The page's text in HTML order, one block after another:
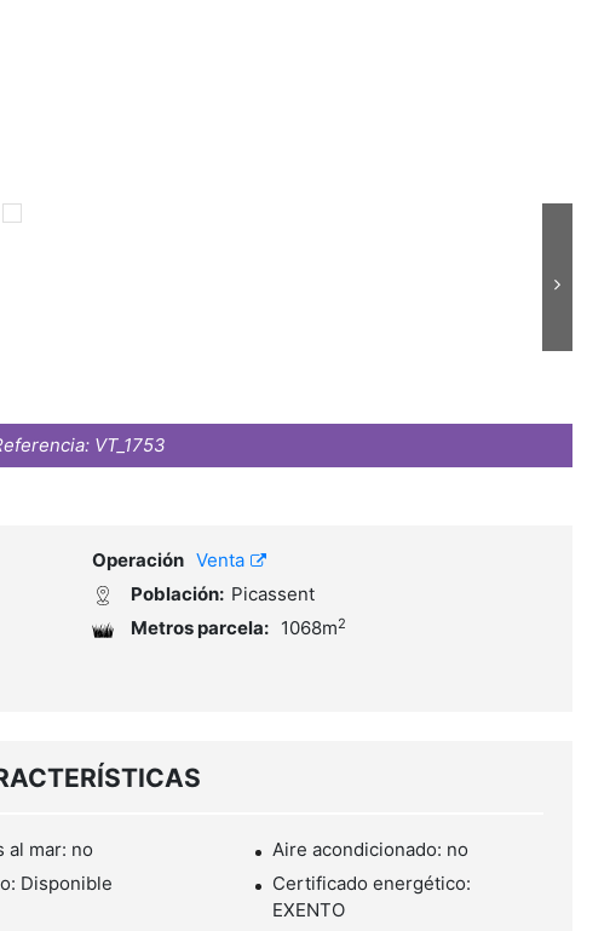
VT_1753
Operación Venta
Población: Picassent
Metros parcela:
1068m2
al mar: no
Aire acondicionado: no
Disponible
Certificado energético:
EXENTO